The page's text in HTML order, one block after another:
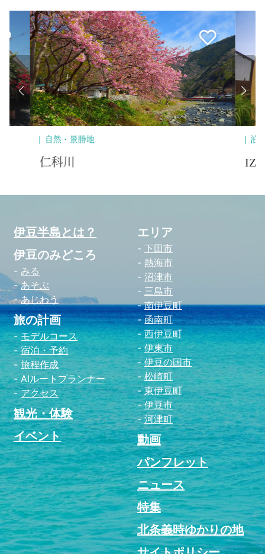
IZU BEACH
伊豆半島とは？
伊豆のみどころ
みる
あそぶ
あじわう
旅の計画
モデルコース
宿泊・予約
旅程作成
AIルートプランナー
アクセス
観光・体験
イベント
エリア
下田市
熱海市
沼津市
三島市
南伊豆町
函南町
西伊豆町
伊東市
伊豆の国市
松崎町
東伊豆町
伊豆市
河津町
動画
パンフレット
ニュース
特集
北条義時ゆかりの地